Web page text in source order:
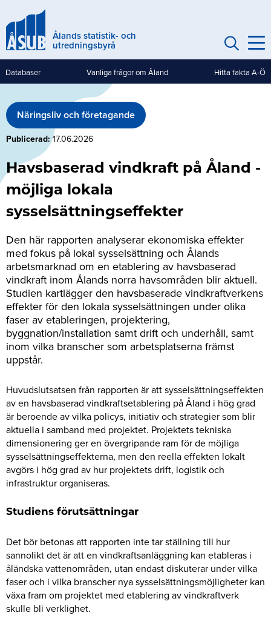
till
huvudinnehållÅlands statistik- och
utredningsbyrå
Genvägar
Databaser Vanliga frågor om Åland Hitta fakta A-Ö
Näringsliv och företagande
Publicerad 17.06.2026
Havsbaserad vindkraft på Åland -
möjliga lokala
sysselsättningseffekter
Den här rapporten analyserar ekonomiska effekter
med fokus på lokal sysselsättning och Ålands
arbetsmarknad om en etablering av havsbaserad
vindkraft inom Ålands norra havsområden blir aktuell.
Studien kartlägger den havsbaserade vindkraftverkens
effekter för den lokala sysselsättningen under olika
faser av etableringen, projektering,
byggnation/installation samt drift och underhåll, samt
inom vilka branscher som arbetsplatserna främst
uppstår.
Huvudslutsatsen från rapporten är att sysselsättningseffekten
av en havsbaserad vindkraftsetablering på Åland i hög grad
är beroende av vilka policys, initiativ och strategier som blir
aktuella i samband med projektet. Projektets tekniska
dimensionering ger en övergripande ram för de möjliga
sysselsättningseffekterna, men den reella effekten lokalt
avgörs i hög grad av hur projektets drift, logistik och
infrastruktur organiseras.
Studiens förutsättningar
Det bör betonas att rapporten inte tar ställning till hur
sannolikt det är att en vindkraftsanläggning kan etableras i
åländska vattenområden, utan endast diskuterar under vilka
faser och i vilka branscher nya sysselsättningsmöjligheter kan
växa fram om projektet med etablering av vindkraftverk
skulle bli verklighet.